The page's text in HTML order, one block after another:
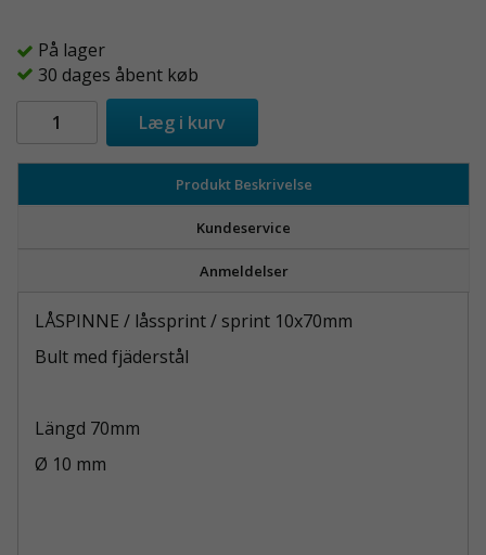
På lager
30 dages åbent køb
Læg i kurv
Produkt Beskrivelse
Kundeservice
Anmeldelser
LÅSPINNE / låssprint / sprint 10x70mm
Bult med fjäderstål
Längd 70mm
Ø 10 mm